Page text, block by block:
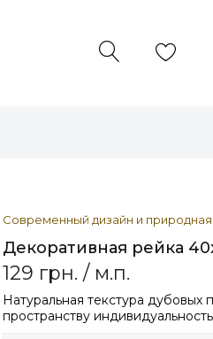
Современный дизайн и природная
Декоративная рейка
129 грн. / м.п.
Натуральная текстура дубовых
пространству